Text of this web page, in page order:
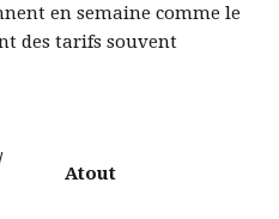
en semaine comme le
des tarifs souvent
Atout